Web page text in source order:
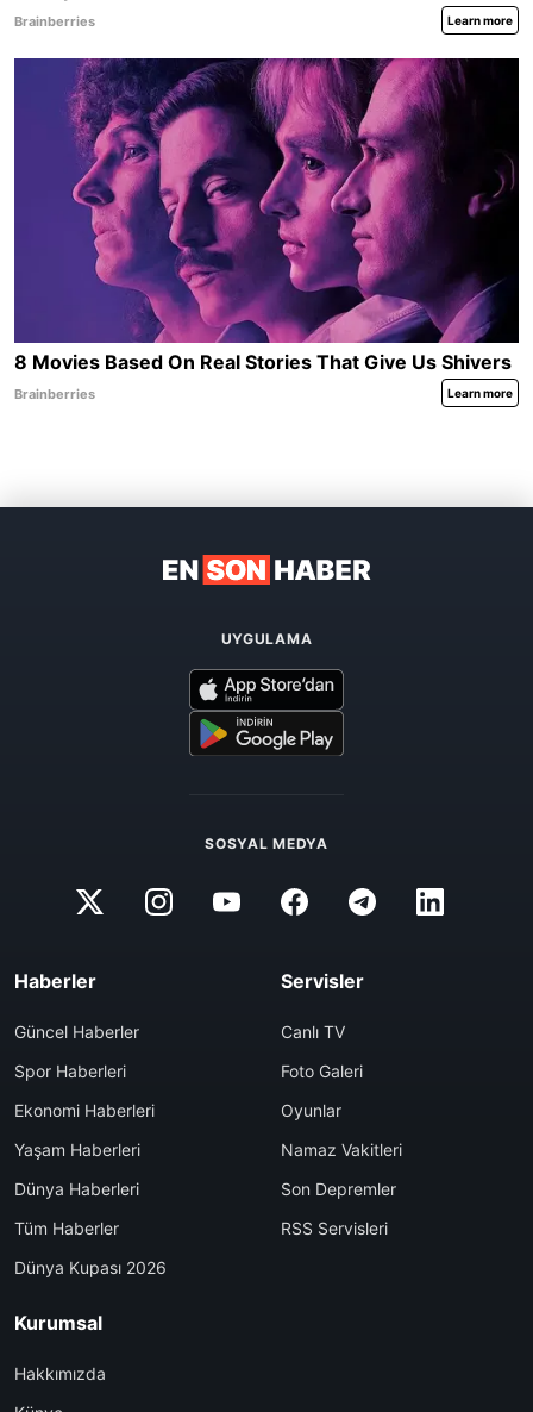
UYGULAMA
SOSYAL MEDYA
Haberler
Güncel Haberler
Spor Haberleri
Ekonomi Haberleri
Yaşam Haberleri
Dünya Haberleri
Tüm Haberler
Dünya Kupası 2026
Servisler
Canlı TV
Foto Galeri
Oyunlar
Namaz Vakitleri
Son Depremler
RSS Servisleri
Kurumsal
Hakkımızda